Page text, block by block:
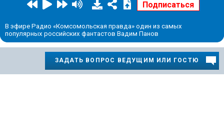
В эфире Радио «Комсомольская правда» один из самых
популярных российских фантастов Вадим Панов
ЗАДАТЬ ВОПРОС ВЕДУЩИМ ИЛИ ГОСТЮ